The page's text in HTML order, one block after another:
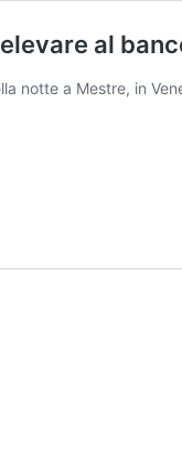
al
notte a Mestre, in